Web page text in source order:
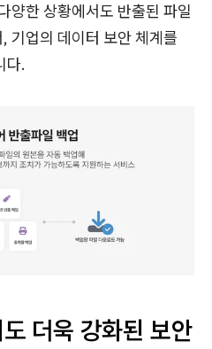
양한 상황에서도 반출된 파일
기업의 데이터 보안 체계를
다.
더욱 강화된 보안